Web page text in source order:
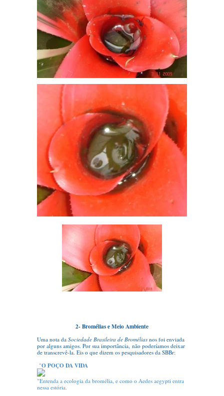
2- Bromélias e Meio Ambiente
Uma nota da Sociedade Brasileira de Bromélias nos foi enviada
por alguns amigos. Por sua importância, não poderíamos deixar
de transcrevê-la. Eis o que dizem os pesquisadores da SBBr:
"O POÇO DA VIDA
"Entenda a ecologia da bromélia, e como o Aedes aegypti entra
nessa estória.